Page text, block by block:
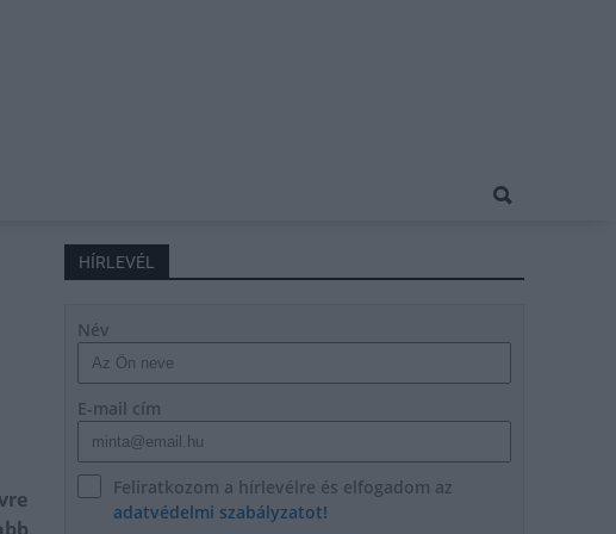
HÍRLEVÉL
Név
E-mail cím
Feliratkozom a hírlevélre és elfogadom az
adatvédelmi szabályzatot!